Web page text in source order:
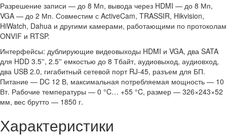
Разрешение записи — до 8 Мп, вывода через HDMI — до 8 Мп,
VGA — до 2 Мп. Совместим с ActiveCam, TRASSIR, Hikvision,
HiWatch, Dahua и другими камерами, работающими по протоколам
ONVIF и RTSP.
Интерфейсы: дублирующие видеовыходы HDMI и VGA, два SATA
для HDD 3.5'', 2.5'' емкостью до 8 Тбайт, аудиовыход, аудиовход,
два USB 2.0, гигабитный сетевой порт RJ-45, разъем для БП.
Питание — DC 12 В, максимальная потребляемая мощность — 10
Вт. Рабочие температуры — 0 °C… +55 °C, размер — 326×243×52
мм, вес брутто — 1850 г.
Характеристики